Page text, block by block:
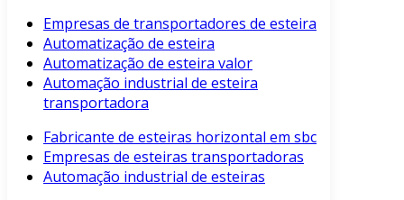
Empresas de transportadores de esteira
Automatização de esteira
Automatização de esteira valor
Automação industrial de esteira
transportadora
Fabricante de esteiras horizontal em sbc
Empresas de esteiras transportadoras
Automação industrial de esteiras